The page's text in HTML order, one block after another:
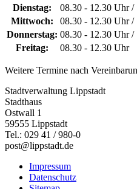
Dienstag:
08.30 - 12.30 Uhr
Mittwoch:
08.30 - 12.30 Uhr
Donnerstag: 08.30 - 12.30 Uhr
Freitag:
08.30 - 12.30 Uhr
Weitere Termine nach
Stadtverwaltung Lippstadt
Stadthaus
Ostwall 1
59555 Lippstadt
Tel.: 029 41 / 980-0
post@lippstadt.de
Impressum
Datenschutz